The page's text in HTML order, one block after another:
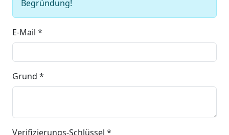
Begründung!
E-Mail *
Grund *
Verifizierungs-Schlüssel *